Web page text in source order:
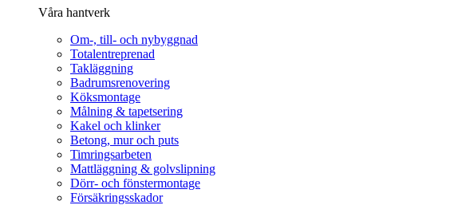
Våra hantverk
Om-, till- och nybyggnad
Totalentreprenad
Takläggning
Badrumsrenovering
Köksmontage
Målning & tapetsering
Kakel och klinker
Betong, mur och puts
Timringsarbeten
Mattläggning & golvslipning
Dörr- och fönstermontage
Försäkringsskador